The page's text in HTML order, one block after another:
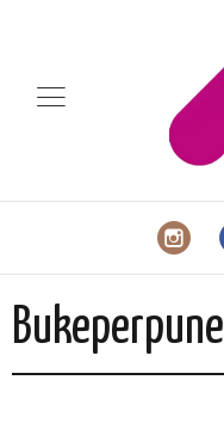
Bukeperpune